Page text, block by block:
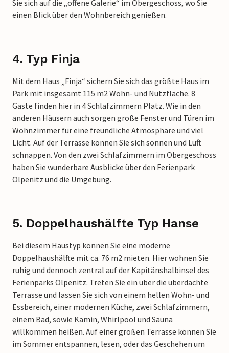
Sie sich auf die „offene Galerie“ im Obergeschoss, wo Sie
einen Blick über den Wohnbereich genießen.
4. Typ Finja
Mit dem Haus „Finja“ sichern Sie sich das größte Haus im
Park mit insgesamt 115 m2 Wohn- und Nutzfläche. 8
Gäste finden hier in 4 Schlafzimmern Platz. Wie in den
anderen Häusern auch sorgen große Fenster und Türen im
Wohnzimmer für eine freundliche Atmosphäre und viel
Licht. Auf der Terrasse können Sie sich sonnen und Luft
schnappen. Von den zwei Schlafzimmern im Obergeschoss
haben Sie wunderbare Ausblicke über den Ferienpark
Olpenitz und die Umgebung.
5. Doppelhaushälfte Typ Hanse
Bei diesem Haustyp können Sie eine moderne
Doppelhaushälfte mit ca. 76 m2 mieten. Hier wohnen Sie
ruhig und dennoch zentral auf der Kapitänshalbinsel des
Ferienparks Olpenitz. Treten Sie ein über die überdachte
Terrasse und lassen Sie sich von einem hellen Wohn- und
Essbereich, einer modernen Küche, zwei Schlafzimmern,
einem Bad, sowie Kamin, Whirlpool und Sauna
willkommen heißen. Auf einer großen Terrasse können Sie
im Sommer entspannen, lesen, oder das Geschehen um